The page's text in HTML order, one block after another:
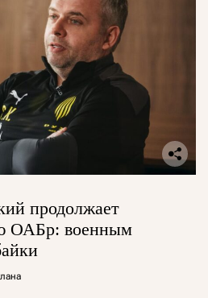
продолжает
ОАБр: военным